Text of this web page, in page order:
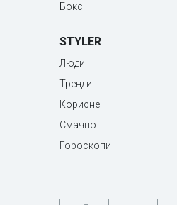
Бокс
STYLER
Люди
Тренди
Корисне
Смачно
Гороскопи